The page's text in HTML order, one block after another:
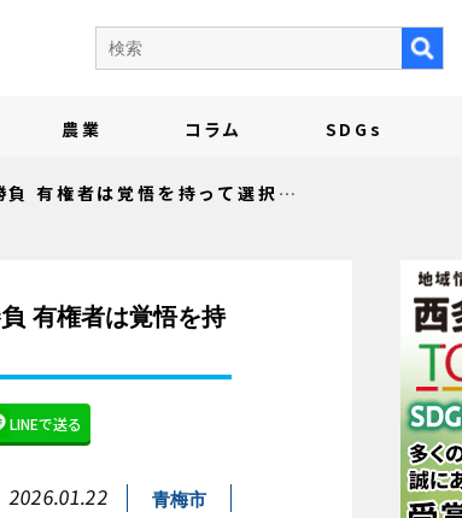
農業 コラム SDGs
は覚悟を持って選択の一票を
有権者は覚悟を持
LINEで送る
2026.01.22 青梅市